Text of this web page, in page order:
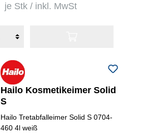
je Stk / inkl. MwSt
Hailo Kosmetikeimer Solid
S
Hailo Tretabfalleimer Solid S 0704-
460 4l weiß